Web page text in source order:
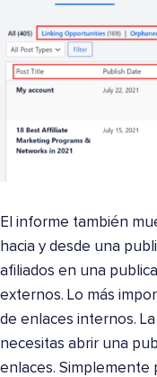
El informe también
hacia y desde una
afiliados en una
externos. Lo más
de enlaces internos.
necesitas abrir una
enlaces. Simplemente